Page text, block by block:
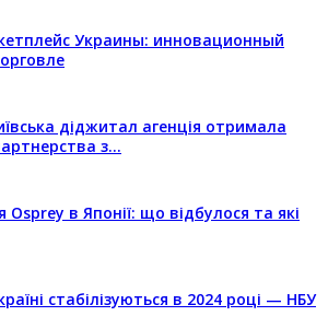
Украины: инновационный
діджитал агенція отримала
з…
в Японії: що відбулося та які
стабілізуються в 2024 році — НБУ